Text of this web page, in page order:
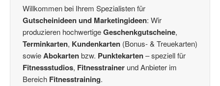
4Emotion-Gutscheine(9)
Terminkarten(10)
Kundenkarten / Bonuskarten(8)
Vorteils-Card(2)
Punktekarten(9)
10er Blöcke(6)
Treue-Bons(2)
Willkommen bei Ihrem Spezialisten für
Gutscheinideen und Marketingideen: Wir
produzieren hochwertigeGeschenkgutscheine,
Terminkarten, Kundenkarten (Bonus- & Treuekarten)
sowieAbokartenbzw. Punktekarten– speziell für
Fitnessstudios, Fitnesstrainer und Anbieter im
Bereich Fitnesstraining.